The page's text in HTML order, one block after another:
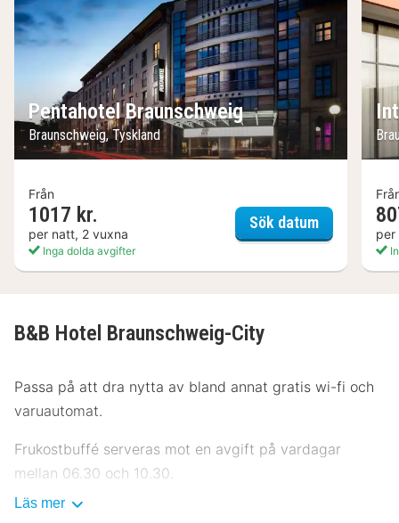
Pentahotel Braunschweig
Braunschweig, Tyskland
Från
1017 kr.
per natt, 2 vuxna
Inga dolda avgifter
Sök datumPentahotel
per
B&B Hotel Braunschweig-City
Passa på att dra nytta av bland annat gratis wi-fi och
varuautomat.
Frukostbuffé serveras mot en avgift på vardagar
mellan 06.30 och 10.30.
Avgiftsfri parkering erbjuds på plats.
Läs mer